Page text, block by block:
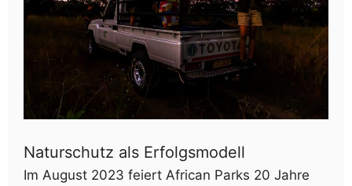
Naturschutz als Erfolgsmodell
Im August 2023 feiert African Parks 20 Jahre